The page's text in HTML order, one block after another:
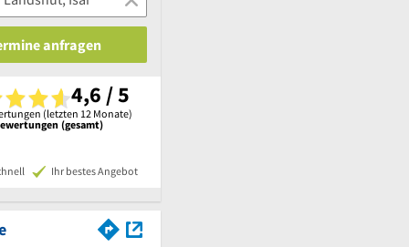
anfragen
4,6 / 5
(letzten 12 Monate)
(gesamt)
Ihr bestes Angebot